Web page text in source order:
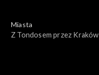
Miasta
Z Tondosem przez Kraków